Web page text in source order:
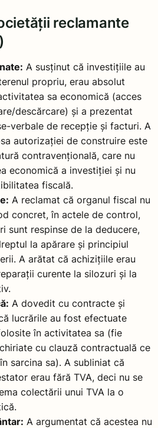
reclamante
A susținut că investițiile au
propriu, erau absolut
sa economică (acces
descărcare) și a prezentat
verbale de recepție și facturi. A
autorizației de construire este
contravențională, care nu
economică a investiției și nu
fiscală.
A reclamat că organul fiscal nu
concret, în actele de control,
sunt respinse de la deducere,
la apărare și principiul
A arătat că achizițiile erau
curente la silozuri și la
A dovedit cu contracte și
lucrările au fost efectuate
în activitatea sa (fie
cu clauză contractuală ce
sarcina sa). A subliniat că
erau fără TVA, deci nu se
colectării unui TVA la o
A argumentat că acestea nu